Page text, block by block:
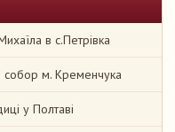
в с.Петрівка
собор м. Кременчука
у Полтаві